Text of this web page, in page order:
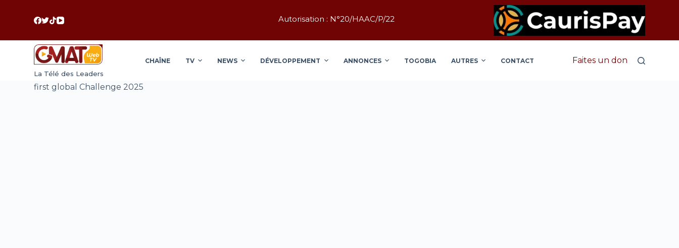
Autorisation : N°20/HAAC/P/22
La Télé des Leaders
CHAÎNE TV NEWS DÉVELOPPEMENT ANNONCES TOGOBIA AUTRES CONTACT Faites un don
first global Challenge 2025